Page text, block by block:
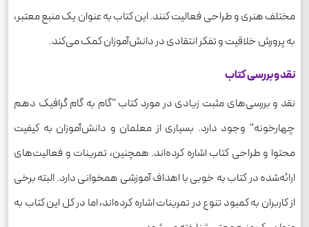
مختلف هنری و طراحی فعالیت کنند. این کتاب به عنوان یک منبع معتبر،
به پرورش خلاقیت و تفکر انتقادی در دانش‌آموزان کمک می‌کند.
نقد و بررسی کتاب
نقد و بررسی‌های مثبت زیادی در مورد کتاب "گام به گام گرافیک دهم
چهارخونه" وجود دارد. بسیاری از معلمان و دانش‌آموزان به کیفیت
محتوا و طراحی کتاب اشاره کرده‌اند. همچنین، تمرینات و فعالیت‌های
ارائه‌شده در کتاب به خوبی با اهداف آموزشی همخوانی دارد. البته برخی
از کاربران به کمبود تنوع در تمرینات اشاره کرده‌اند، اما در کل این کتاب به